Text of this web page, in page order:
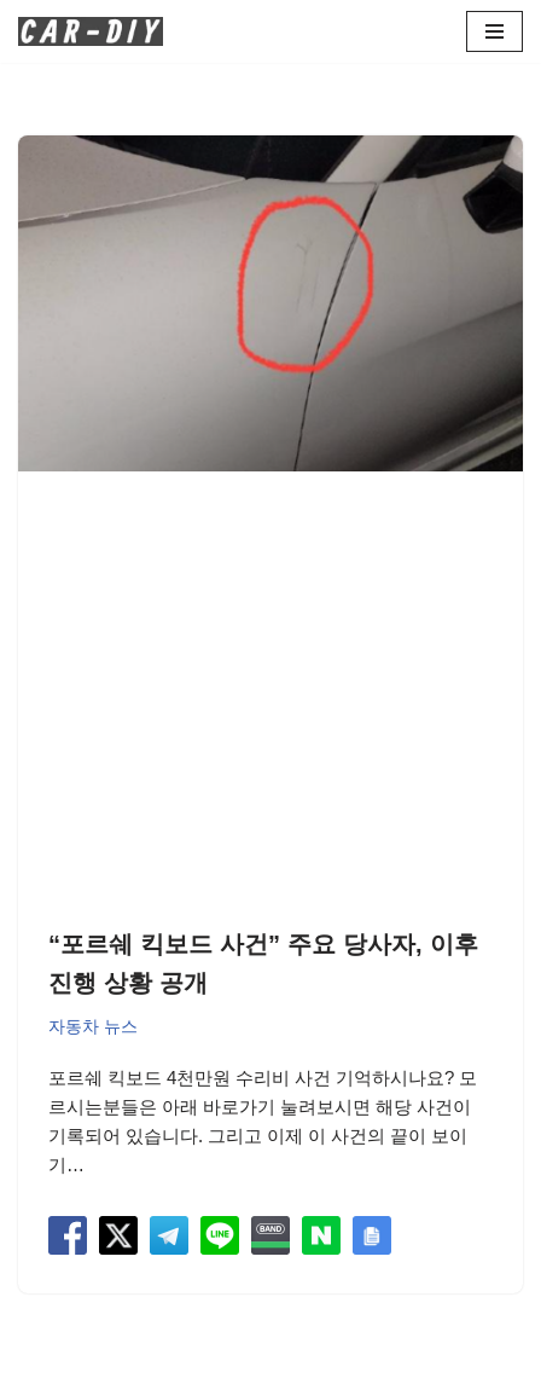
“포르쉐 킥보드 사건” 주요 당사자, 이후
진행 상황 공개
자동차 뉴스
포르쉐 킥보드 4천만원 수리비 사건 기억하시나요? 모
르시는분들은 아래 바로가기 눌려보시면 해당 사건이
기록되어 있습니다. 그리고 이제 이 사건의 끝이 보이
기…